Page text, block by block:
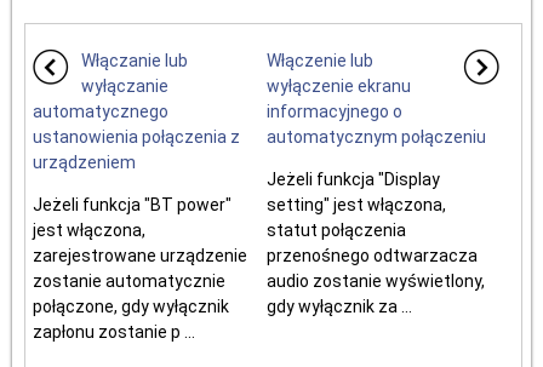
Włączanie lub
wyłączanie
automatycznego
ustanowienia połączenia z
urządzeniem
Jeżeli funkcja "BT power"
jest włączona,
zarejestrowane urządzenie
zostanie automatycznie
połączone, gdy wyłącznik
zapłonu zostanie p ...
Włączenie lub
wyłączenie ekranu
informacyjnego o
automatycznym połączeniu
Jeżeli funkcja "Display
setting" jest włączona,
statut połączenia
przenośnego odtwarzacza
audio zostanie wyświetlony,
gdy wyłącznik za ...